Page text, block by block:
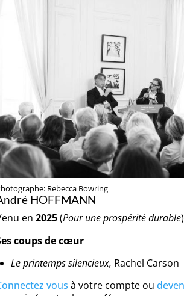
Rebecca Bowring
HOFFMANN
en 2025(Pour une prospérité durable)
coups de cœur
Le printemps silencieux, Rachel Carson
vous à votre compte ou